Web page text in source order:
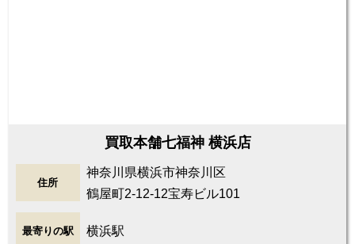
買取本舗七福神 横浜店
住所
神奈川県横浜市神奈川区
鶴屋町2-12-12宝寿ビル101
最寄りの駅 横浜駅